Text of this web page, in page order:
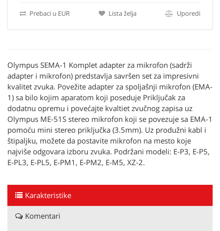
Prebaci u EUR Lista želja Uporedi
Olympus SEMA-1 Komplet adapter za mikrofon (sadrži
adapter i mikrofon) predstavlja savršen set za impresivni
kvalitet zvuka. Povežite adapter za spoljašnji mikrofon (EMA-
1) sa bilo kojim aparatom koji poseduje Priključak za
dodatnu opremu i povećajte kvaltiet zvučnog zapisa uz
Olympus ME-51S stereo mikrofon koji se povezuje sa EMA-1
pomoću mini stereo priključka (3.5mm). Uz produžni kabl i
štipaljku, možete da postavite mikrofon na mesto koje
najviše odgovara izboru zvuka. Podržani modeli: E-P3, E-P5,
E-PL3, E-PL5, E-PM1, E-PM2, E-M5, XZ-2.
Karakteristike
Komentari